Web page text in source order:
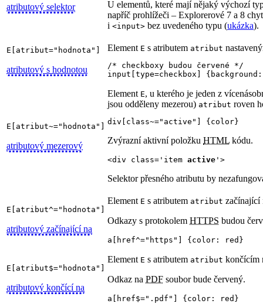
atributový selektor
U elementů, které mají nějaký výchozí
napříč prohlížeči – Explorerové 7 a 8
i <input> bez uvedeného typu (ukázka).
E[atribut="hodnota"]
atributový s hodnotou
Element E s atributem atribut
/* checkboxy budou červené */
input[type=checkbox]
E[atribut~="hodnota"]
atributový mezerový
Element E, u kterého je jeden z
jsou odděleny mezerou) atribut roven
div[class~="active"] {color}
Zvýrazní aktivní položku HTML kódu.
<div class='item active '>
Selektor přesného atributu by
E[atribut^="hodnota"]
atributový začínající na
Element E s atributem atribut začínající
Odkazy s protokolem HTTPS budou
a[href^="https"] {color: red}
E[atribut$="hodnota"]
atributový končící na
Element E s atributem atribut končícím
Odkaz na PDF soubor bude červený.
a[href$=".pdf"] {color: red}